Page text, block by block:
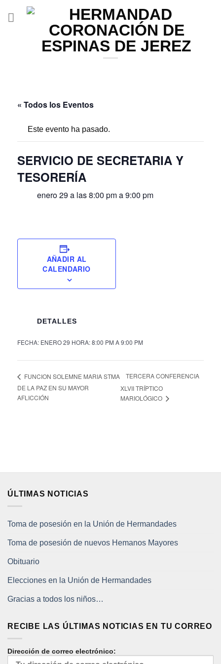
« Todos los Eventos
Este evento ha pasado.
SERVICIO DE SECRETARIA Y
TESORERÍA
enero 29 a las 8:00 pma9:00 pm
AÑADIR AL
CALENDARIO
DETALLES
FECHA: ENERO 29 HORA:8:00 PM A 9:00 PM
FUNCION SOLEMNE MARIA STMA
DE LA PAZ EN SU MAYOR
AFLICCIÓN
TERCERA CONFERENCIA
XLVII TRÍPTICO
MARIOLÓGICO
ÚLTIMAS NOTICIAS
Toma de posesión en la Unión de Hermandades
Toma de posesión de nuevos Hemanos Mayores
Obituario
Elecciones en la Unión de Hermandades
Gracias a todos los niños…
RECIBE LAS ÚLTIMAS NOTICIAS EN TU CORREO
Dirección de correo electrónico: